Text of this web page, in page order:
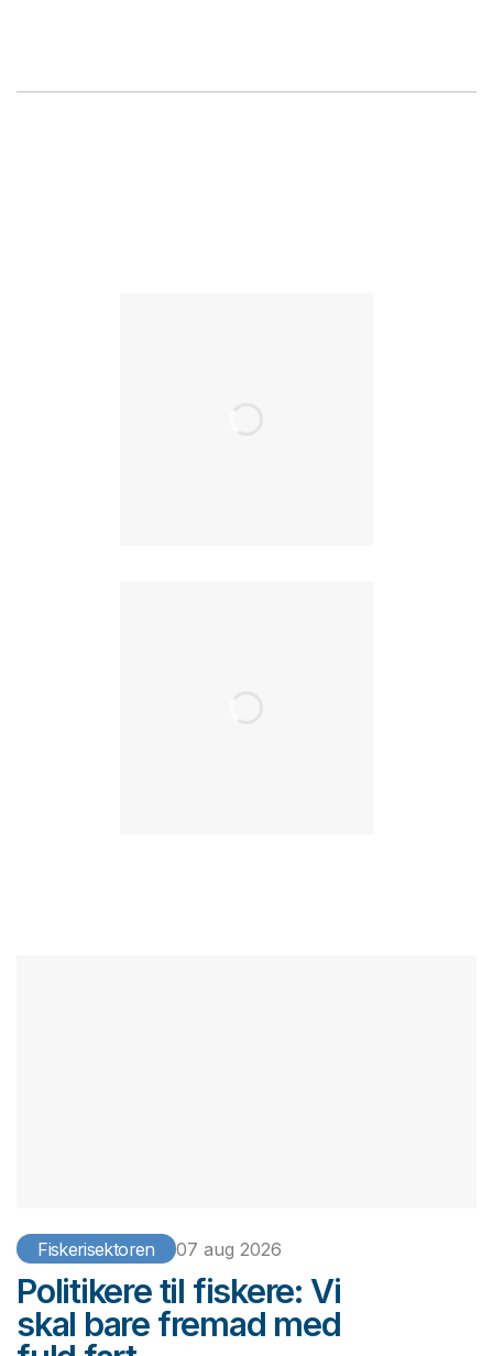
Fiskerisektoren 07 aug 2026
Politikere til fiskere: Vi
skal bare fremad med